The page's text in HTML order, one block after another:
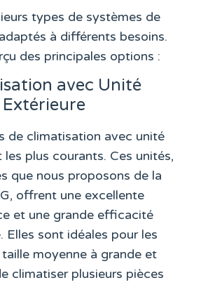
types de systèmes de
à différents besoins.
des principales options :
avec Unité
Extérieure
de climatisation avec unité
plus courants. Ces unités,
que nous proposons de la
offrent une excellente
et une grande efficacité
Elles sont idéales pour les
moyenne à grande et
climatiser plusieurs pièces